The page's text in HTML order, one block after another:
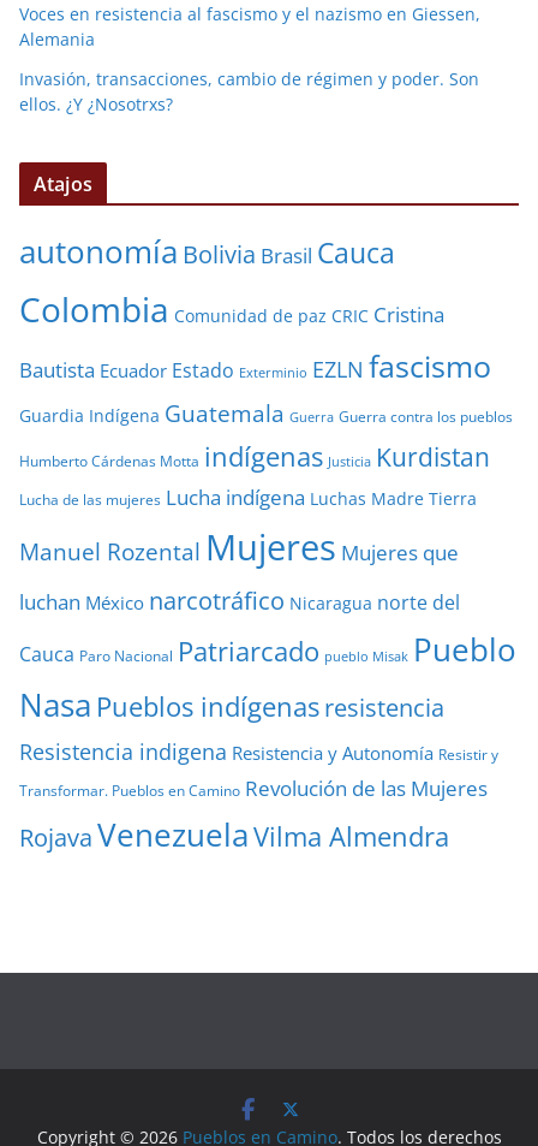
Voces en resistencia al fascismo y el nazismo en Giessen,
Alemania
Invasión, transacciones, cambio de régimen y poder. Son
ellos. ¿Y ¿Nosotrxs?
Atajos
autonomía Bolivia Brasil Cauca
Colombia Comunidad de paz CRIC Cristina
Bautista Ecuador Estado Exterminio EZLN fascismo
Guardia Indígena Guatemala Guerra Guerra contra los pueblos
Humberto Cárdenas Motta indígenas Justicia Kurdistan
Lucha de las mujeres Lucha indígena Luchas Madre Tierra
Manuel Rozental Mujeres Mujeres que
luchan México narcotráfico Nicaragua norte del
Cauca Paro Nacional Patriarcado pueblo Misak Pueblo
Nasa Pueblos indígenasresistencia
Resistencia indigena Resistencia y Autonomía Resistir y
Transformar. Pueblos en Camino Revolución de las Mujeres
RojavaVenezuelaVilma Almendra
Copyright © 2026 Pueblos en Camino. Todos los derechos